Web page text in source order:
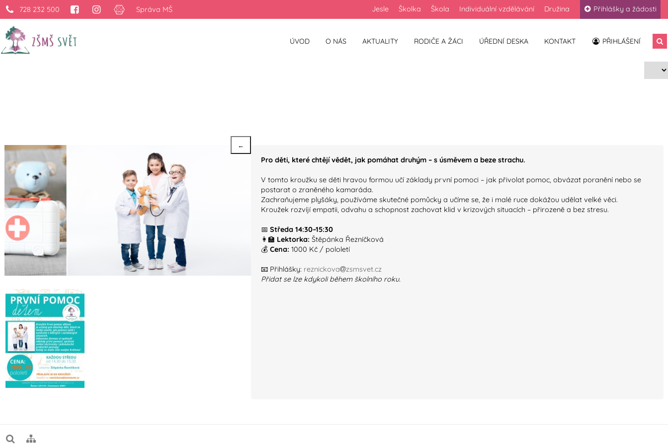
ÚVOD O NÁS AKTUALITY RODIČE A ŽÁCI ÚŘEDNÍ DESKA KONTAKT PŘIHLÁŠENÍ
728 232 500 Správa MŠ Jesle Školka Škola Individuální vzdělávání Družina Přihlášky a žádosti
←
Pro děti, které chtějí vědět, jak pomáhat druhým – s úsměvem a beze strachu.
V tomto kroužku se děti hravou formou učí základy první pomoci – jak přivolat pomoc, obvázat poranění nebo se
postarat o zraněného kamaráda.
Zachraňujeme plyšáky, používáme skutečné pomůcky a učíme se, že i malé ruce dokážou udělat velké věci.
Kroužek rozvíjí empatii, odvahu a schopnost zachovat klid v krizových situacích – přirozeně a bez stresu.
📅 Středa 14:30–15:30
👩‍🏫 Lektorka: Štěpánka Řezníčková
💰 Cena: 1000 Kč / pololetí
📧 Přihlášky: reznickova
zsmsvet.cz
Přidat se lze kdykoli během školního roku.